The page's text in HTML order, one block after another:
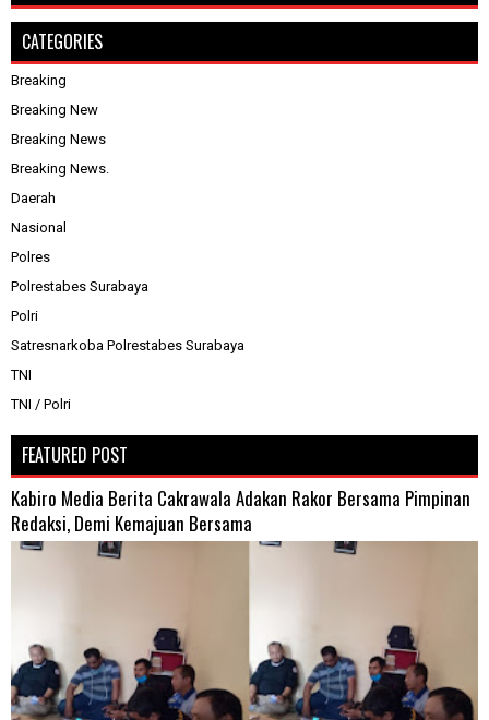
CATEGORIES
Breaking
Breaking New
Breaking News
Breaking News.
Daerah
Nasional
Polres
Polrestabes Surabaya
Polri
Satresnarkoba Polrestabes Surabaya
TNI
TNI / Polri
FEATURED POST
Kabiro Media Berita Cakrawala Adakan Rakor Bersama Pimpinan
Redaksi, Demi Kemajuan Bersama